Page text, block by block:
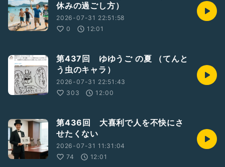
休みの過ごし方）
2026-07-31 22:51:58
0
12:01
第437回 ゆゆうご の夏 （てんと
う虫のキャラ）
2026-07-31 22:51:43
303
12:00
第436回 大喜利で人を不快にさ
せたくない
2026-07-31 11:31:04
74
12:01